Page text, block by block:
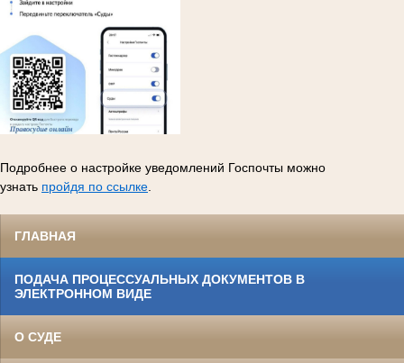
Подробнее о настройке уведомлений Госпочты можно
узнать пройдя по ссылке
ГЛАВНАЯ
ПОДАЧА ПРОЦЕССУАЛЬНЫХ ДОКУМЕНТОВ В
ЭЛЕКТРОННОМ ВИДЕ
О СУДЕ